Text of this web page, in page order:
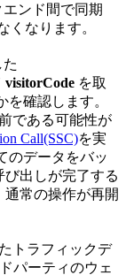
ンド間で同期
くなります。
visitorCode を取
を確認します。
である可能性が
Call(SSC)を実
のデータをバッ
出しが完了する
常の操作が再開
トラフィックデ
パーティのウェ